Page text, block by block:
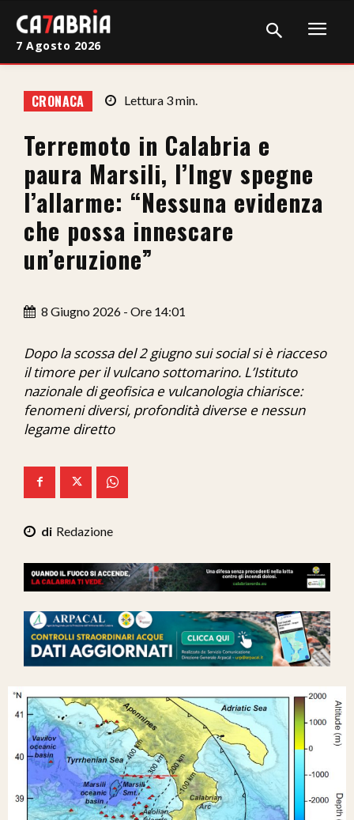
Cronaca
Giudiziaria
Politica
Sport
Attualità
Ita-Mondo
C7 Play
We Calabria
Mix Zone
7 Agosto 2026
CRONACA Lettura 3min.
Terremoto in Calabria e
paura Marsili, l’Ingv spegne
l’allarme: “Nessuna evidenza
che possa innescare
un’eruzione”
8 Giugno 2026 - Ore 14:01
Dopo la scossa del 2 giugno sui social si è riacceso
il timore per il vulcano sottomarino. L’Istituto
nazionale di geofisica e vulcanologia chiarisce:
fenomeni diversi, profondità diverse e nessun
legame diretto
Redazione